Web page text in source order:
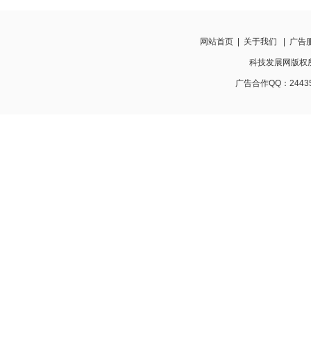
网站首页 关于我们 广告
科技发展网版
广告合作QQ：